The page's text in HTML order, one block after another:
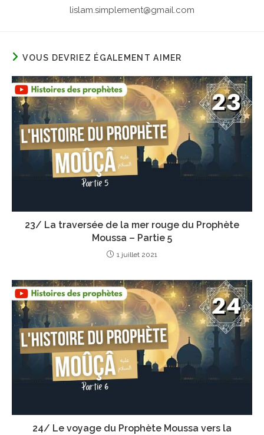
lislam.simplement@gmail.com
VOUS DEVRIEZ ÉGALEMENT AIMER
23/ La traversée de la mer rouge du Prophète
Moussa – Partie 5
1 juillet 2021
24/ Le voyage du Prophète Moussa vers la